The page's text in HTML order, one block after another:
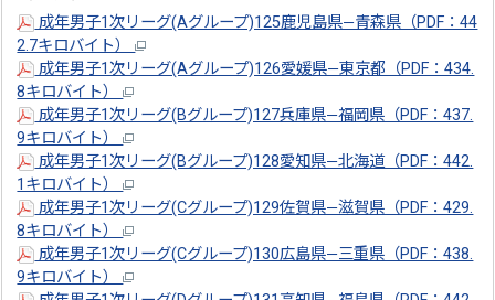
成年男子1次リーグ(Aグループ)125鹿児島県―青森県（PDF：44
2.7キロバイト）
成年男子1次リーグ(Aグループ)126愛媛県―東京都（PDF：434.
8キロバイト）
成年男子1次リーグ(Bグループ)127兵庫県―福岡県（PDF：437.
9キロバイト）
成年男子1次リーグ(Bグループ)128愛知県―北海道（PDF：442.
1キロバイト）
成年男子1次リーグ(Cグループ)129佐賀県―滋賀県（PDF：429.
8キロバイト）
成年男子1次リーグ(Cグループ)130広島県―三重県（PDF：438.
9キロバイト）